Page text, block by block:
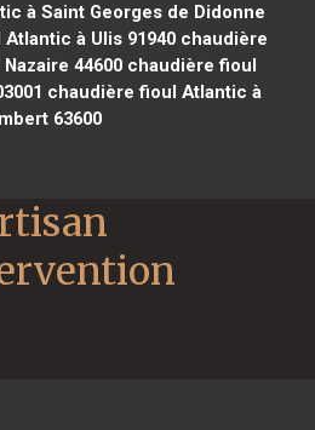
à Saint Georges de Didonne
à Ulis 91940 chaudière
44600 chaudière fioul
chaudière fioul Atlantic à
63600